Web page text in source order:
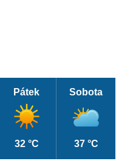
Pátek
32 °C
Sobota
37 °C